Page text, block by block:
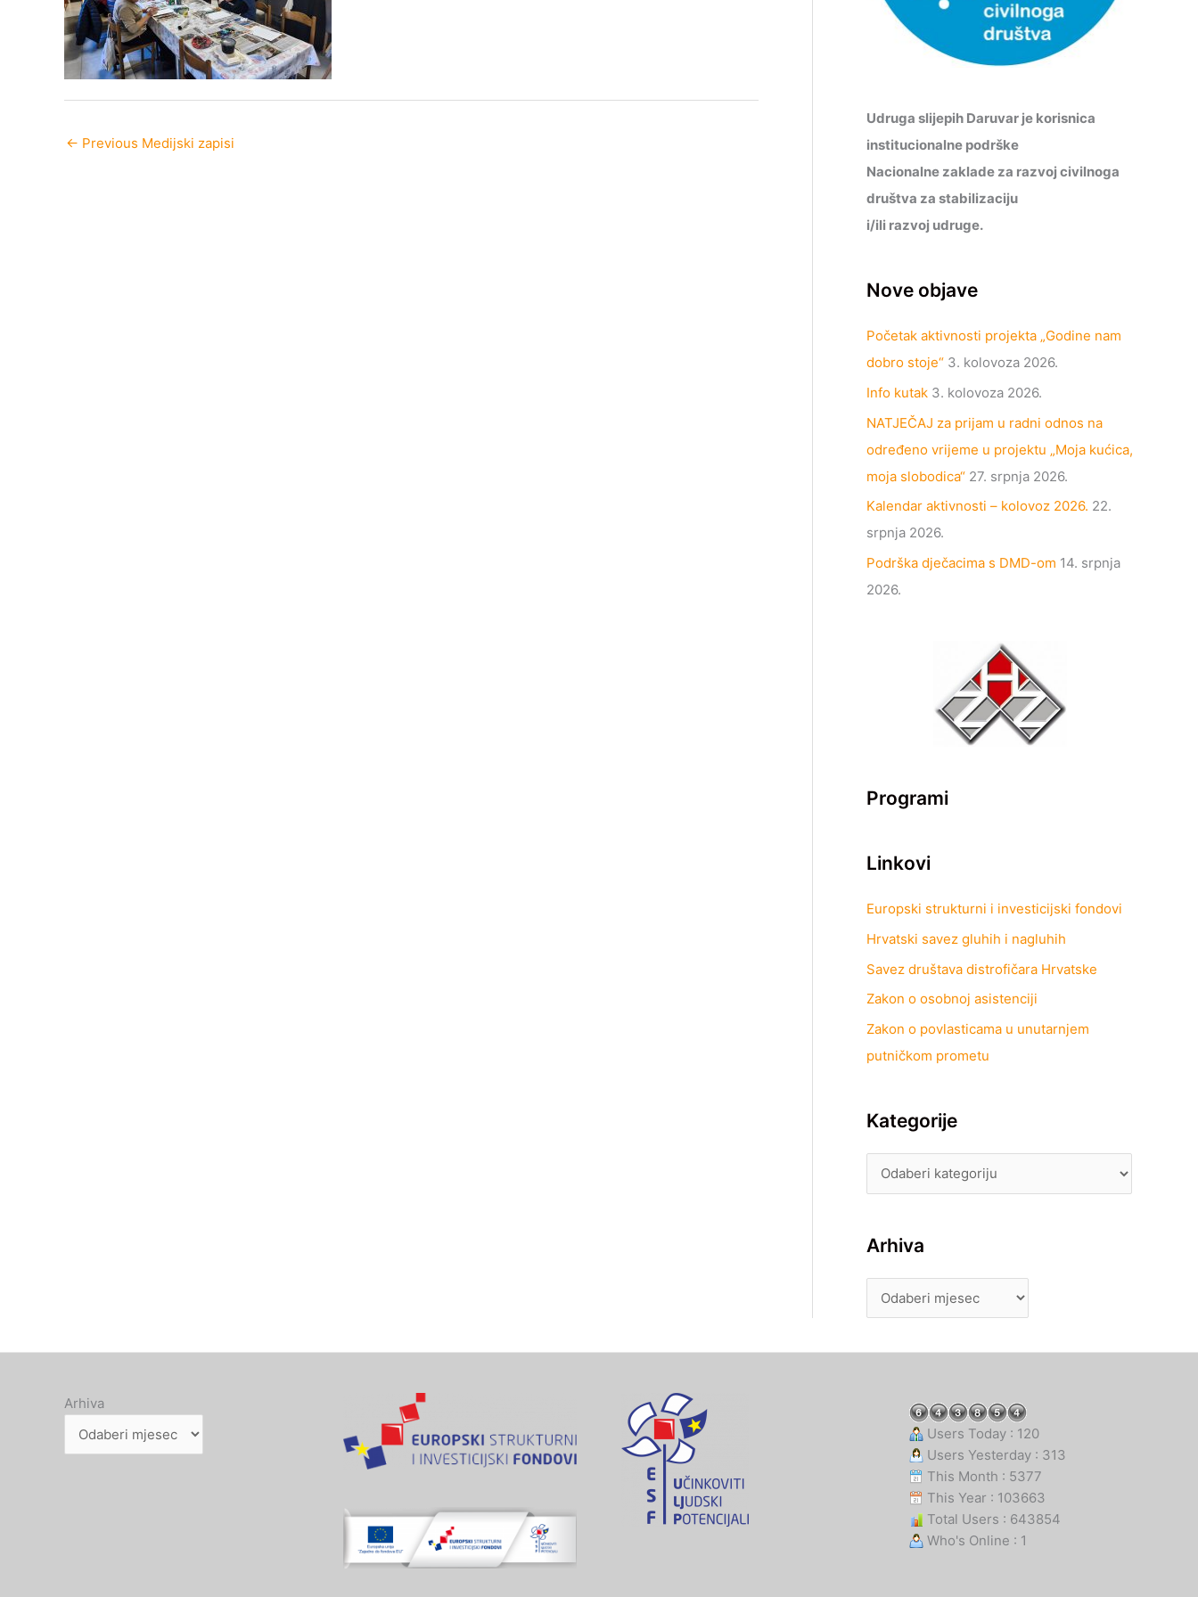
← Previous Medijski zapisi
Udruga slijepih Daruvar je korisnica
institucionalne podrške
Nacionalne zaklade za razvoj civilnoga
društva za stabilizaciju
i/ili razvoj udruge.
Nove objave
Početak aktivnosti projekta „Godine nam
dobro stoje“ 3. kolovoza 2026.
Info kutak 3. kolovoza 2026.
NATJEČAJ za prijam u radni odnos na
određeno vrijeme u projektu „Moja kućica,
moja slobodica“ 27. srpnja 2026.
Kalendar aktivnosti – kolovoz 2026. 22.
srpnja 2026.
Podrška dječacima s DMD-om 14. srpnja
2026.
Programi
Linkovi
Europski strukturni i investicijski fondovi
Hrvatski savez gluhih i nagluhih
Savez društava distrofičara Hrvatske
Zakon o osobnoj asistenciji
Zakon o povlasticama u unutarnjem
putničkom prometu
Kategorije
Arhiva
Arhiva
Users Today : 120
Users Yesterday : 313
This Month : 5377
This Year : 103663
Total Users : 643854
Who's Online : 1